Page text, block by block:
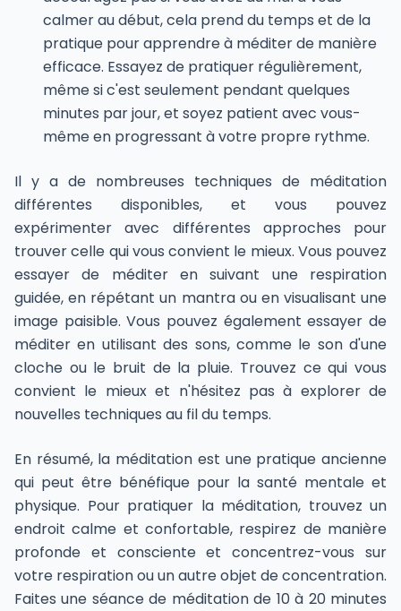
calmer au début, cela prend du temps et de la
pratique pour apprendre à méditer de manière
efficace. Essayez de pratiquer régulièrement,
même si c'est seulement pendant quelques
minutes par jour, et soyez patient avec vous-
même en progressant à votre propre rythme.
Il y a de nombreuses techniques de méditation
différentes disponibles, et vous pouvez
expérimenter avec différentes approches pour
trouver celle qui vous convient le mieux. Vous pouvez
essayer de méditer en suivant une respiration
guidée, en répétant un mantra ou en visualisant une
image paisible. Vous pouvez également essayer de
méditer en utilisant des sons, comme le son d'une
cloche ou le bruit de la pluie. Trouvez ce qui vous
convient le mieux et n'hésitez pas à explorer de
nouvelles techniques au fil du temps.
En résumé, la méditation est une pratique ancienne
qui peut être bénéfique pour la santé mentale et
physique. Pour pratiquer la méditation, trouvez un
endroit calme et confortable, respirez de manière
profonde et consciente et concentrez-vous sur
votre respiration ou un autre objet de concentration.
Faites une séance de méditation de 10 à 20 minutes